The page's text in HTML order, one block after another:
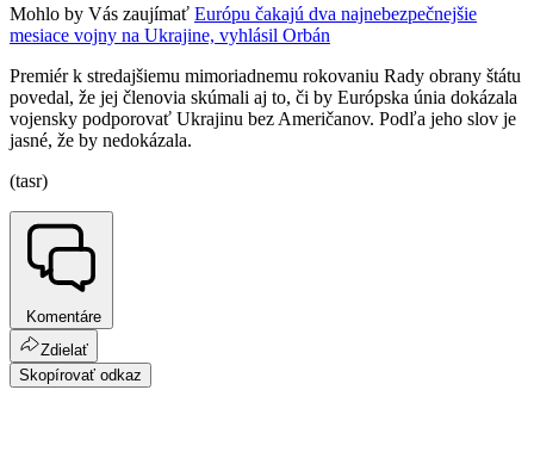
Mohlo by Vás zaujímať Európu čakajú dva najnebezpečnejšie
mesiace vojny na Ukrajine, vyhlásil Orbán
Premiér k stredajšiemu mimoriadnemu rokovaniu Rady obrany štátu
povedal, že jej členovia skúmali aj to, či by Európska únia dokázala
vojensky podporovať Ukrajinu bez Američanov. Podľa jeho slov je
jasné, že by nedokázala.
(tasr)
Komentáre
Zdielať
Skopírovať odkaz